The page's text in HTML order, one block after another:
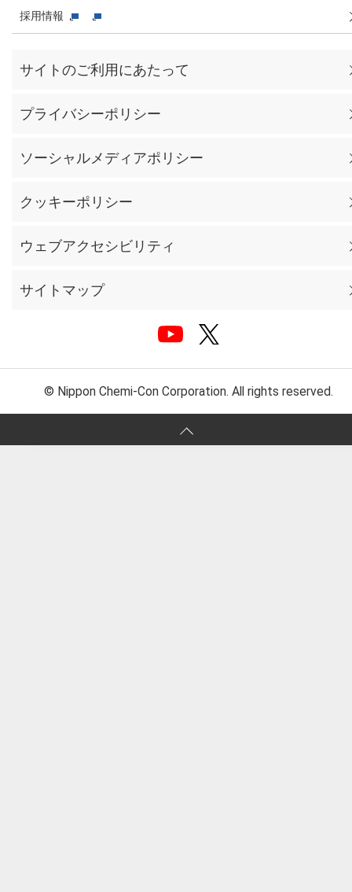
採用情報
サイトのご利用にあたって
プライバシーポリシー
ソーシャルメディアポリシー
クッキーポリシー
ウェブアクセシビリティ
サイトマップ
© Nippon Chemi-Con Corporation. All rights reserved.